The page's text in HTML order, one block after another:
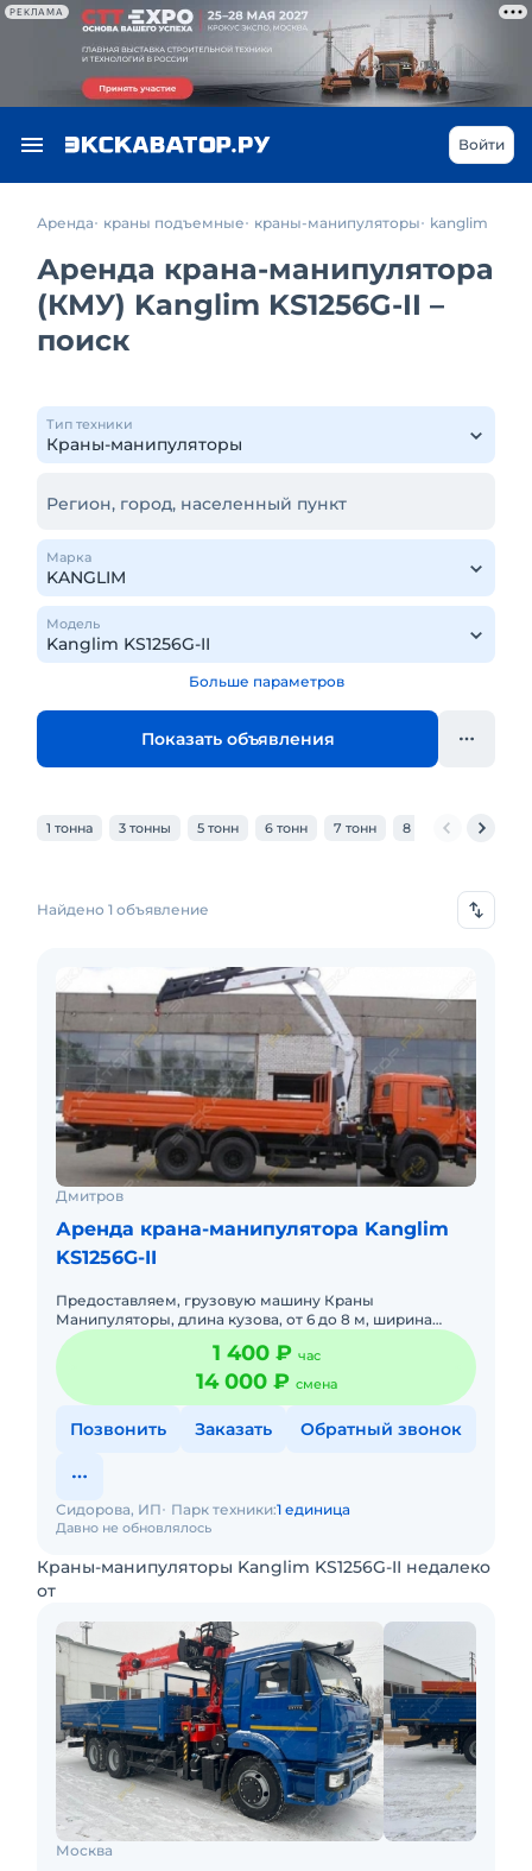
РЕКЛАМА
Войти
Аренда краны подъемные краны-манипуляторы kanglim
Аренда крана-манипулятора
(КМУ) Kanglim KS1256G-II –
поиск
Тип техники
Регион, город, населенный пункт
Марка
Модель
Больше параметров
Показать объявления
1 тонна 3 тонны 5 тонн 6 тонн 7 тонн 8 тонн 10 тонн
Найдено 1 объявление
Дмитров
Аренда крана-манипулятора Kanglim
KS1256G-II
Предоставляем, грузовую машину Краны
Манипуляторы, длина кузова, от 6 до 8 м, ширина
кузова, 2,48 метра, различная грузоподъёмность
кузова, от 5 до 15 тонн, дли
1 400 ₽ час
14 000 ₽ смена
Позвонить Заказать Обратный звонок
Давно не обновлялось
Сидорова, ИП Парк техники:1 единица
Краны-манипуляторы Kanglim KS1256G-II недалеко
от
Москва